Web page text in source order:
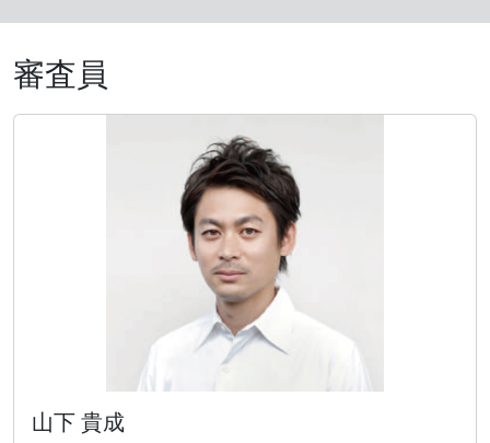
審査員
山下 貴成